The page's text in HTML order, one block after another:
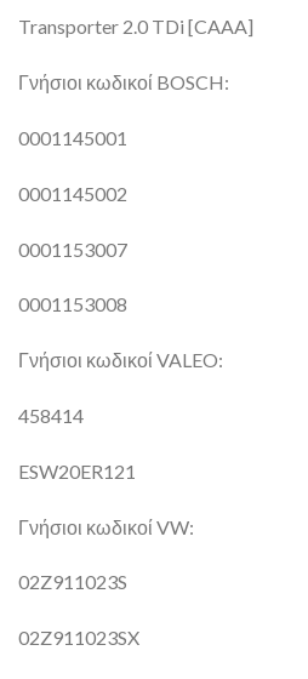
Transporter 2.0 TDi [CAAA]
Γνήσιοι κωδικοί BOSCH:
0001145001
0001145002
0001153007
0001153008
Γνήσιοι κωδικοί VALEO:
458414
ESW20ER121
Γνήσιοι κωδικοί VW:
02Z911023S
02Z911023SX